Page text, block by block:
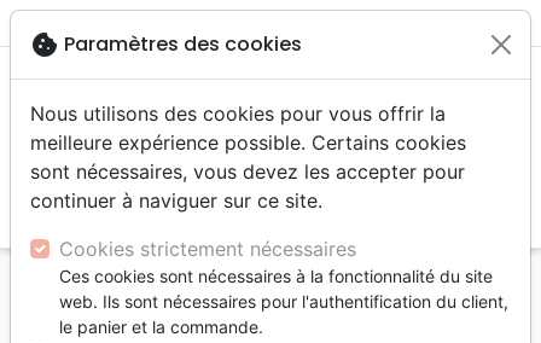
menu
Accueil Livres Edification
Croissance spirituelle
Cieux sont un monde d'amour (Les)
cookie Paramètres des cookies
Nous utilisons des cookies pour vous offrir la
meilleure expérience possible. Certains cookies
sont nécessaires, vous devez les accepter pour
continuer à naviguer sur ce site.
Cookies strictement nécessaires
Ces cookies sont nécessaires à la fonctionnalité du site
web. Ils sont nécessaires pour l'authentification du client,
le panier et la commande.